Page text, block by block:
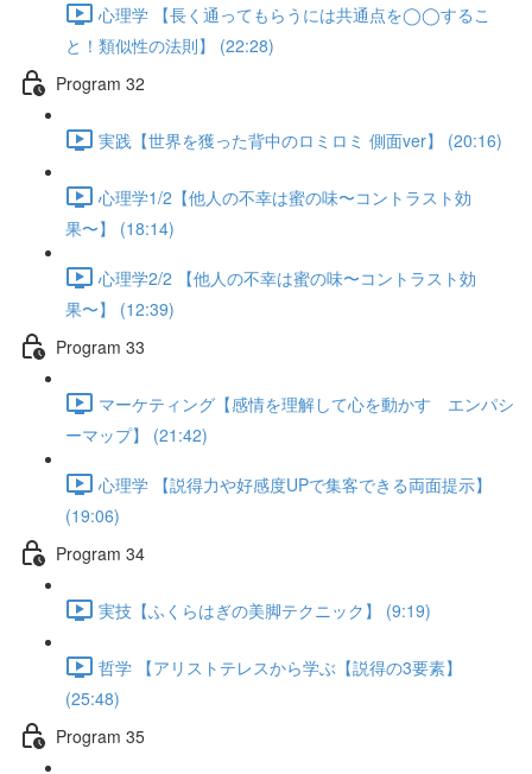
心理学 【長く通ってもらうには共通点を◯◯するこ
と！類似性の法則】 (22:28)
Program 32
実践【世界を獲った背中のロミロミ 側面ver】 (20:16)
心理学1/2【他人の不幸は蜜の味〜コントラスト効
果〜】 (18:14)
心理学2/2 【他人の不幸は蜜の味〜コントラスト効
果〜】 (12:39)
Program 33
マーケティング【感情を理解して心を動かす エンパシ
ーマップ】 (21:42)
心理学 【説得力や好感度UPで集客できる両面提示】
(19:06)
Program 34
実技【ふくらはぎの美脚テクニック】 (9:19)
哲学 【アリストテレスから学ぶ【説得の3要素】
(25:48)
Program 35